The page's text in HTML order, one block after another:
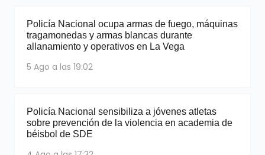
Policía Nacional ocupa armas de fuego, máquinas
tragamonedas y armas blancas durante
allanamiento y operativos en La Vega
5 Ago a las 19:02
Policía Nacional sensibiliza a jóvenes atletas
sobre prevención de la violencia en academia de
béisbol de SDE